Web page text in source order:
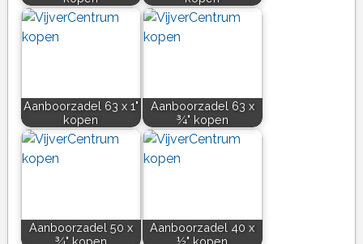
Aanboorzadel 63 x 1"
kopen
Aanboorzadel 63 x
¾" kopen
Aanboorzadel 50 x
Aanboorzadel 40 x